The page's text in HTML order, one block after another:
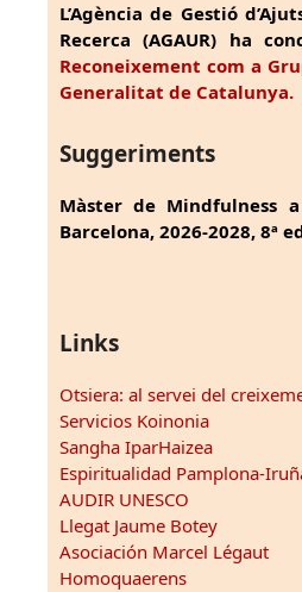
L’Agència de Gestió
Recerca (AGAUR) ha
Reconeixement com a
Generalitat de Catalunya.
Suggeriments
Màster de Mindfulness
Barcelona, 2026-2028, 8ª
Links
Otsiera: al servei del
Servicios Koinonia
Sangha IparHaizea
Espiritualidad Pamplona-
AUDIR UNESCO
Llegat Jaume Botey
Asociación Marcel Légaut
Homoquaerens